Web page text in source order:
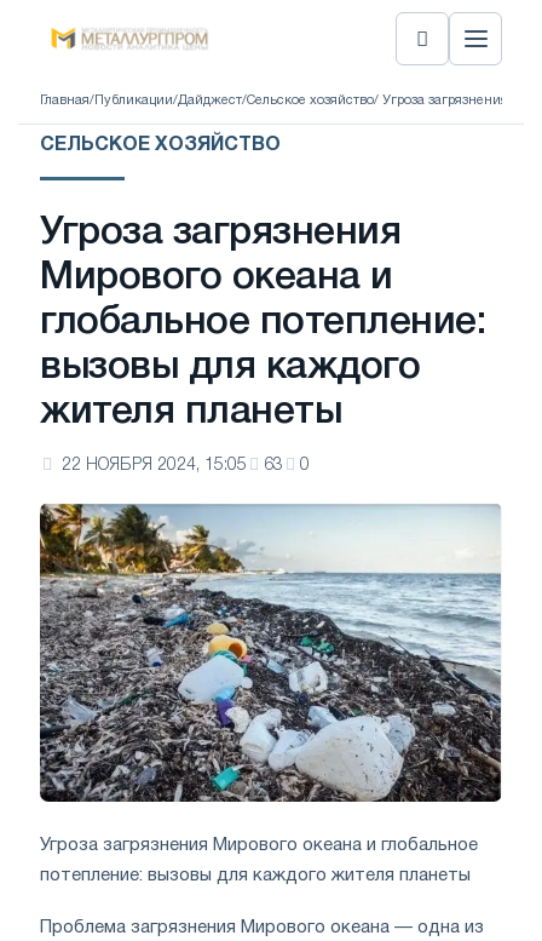
Главная/ Публикации/Дайджест/Сельское хозяйство/ Угроза загрязнения
СЕЛЬСКОЕ ХОЗЯЙСТВО
Угроза загрязнения
Мирового океана и
глобальное потепление:
вызовы для каждого
жителя планеты
22 НОЯБРЯ 2024, 15:05 63 0
Угроза загрязнения Мирового океана и глобальное
потепление: вызовы для каждого жителя планеты
Проблема загрязнения Мирового океана — одна из